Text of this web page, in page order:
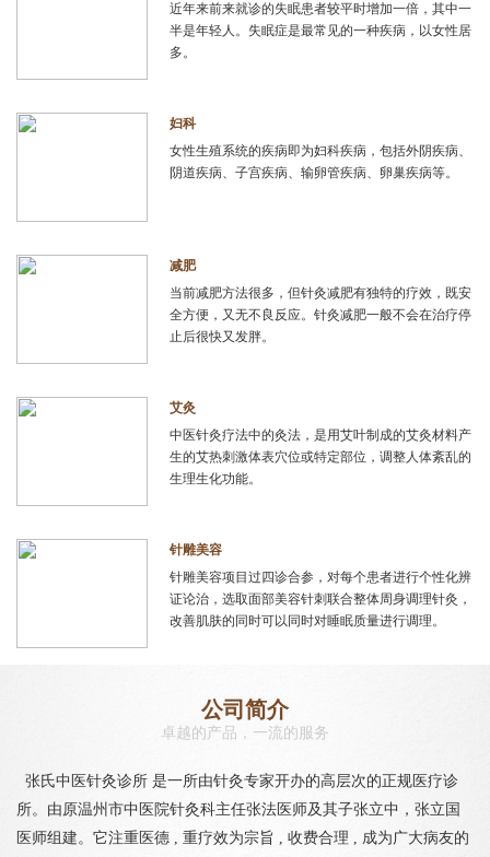
近年来前来就诊的失眠患者较平时增加一倍，其中一
半是年轻人。失眠症是最常见的一种疾病，以女性居
多。
妇科
女性生殖系统的疾病即为妇科疾病，包括外阴疾病、
阴道疾病、子宫疾病、输卵管疾病、卵巢疾病等。
减肥
当前减肥方法很多，但针灸减肥有独特的疗效，既安
全方便，又无不良反应。针灸减肥一般不会在治疗停
止后很快又发胖。
艾灸
中医针灸疗法中的灸法，是用艾叶制成的艾灸材料产
生的艾热刺激体表穴位或特定部位，调整人体紊乱的
生理生化功能。
针雕美容
针雕美容项目过四诊合参，对每个患者进行个性化辨
证论治，选取面部美容针刺联合整体周身调理针灸，
改善肌肤的同时可以同时对睡眠质量进行调理。
公司简介
卓越的产品，一流的服务
张氏中医针灸诊所 是一所由针灸专家开办的高层次的正规医疗诊
所。由原温州市中医院针灸科主任张法医师及其子张立中，张立国
医师组建。它注重医德 , 重疗效为宗旨 , 收费合理 , 成为广大病友的